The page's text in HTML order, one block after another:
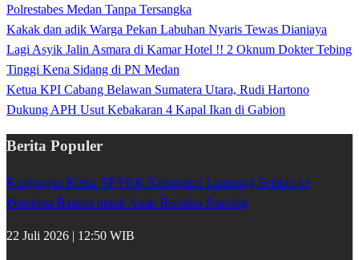
Polrestabes Medan Tanpa Tersangka
Kakak dan adik Warga Pekan Labuhan Nyaris Tewas Dianiaya
Lagi Asyik Jalin Asmara di Kamar Hotel !! 2 Oknum Dokter Tebing
Tinggi Kena Sidang di PN Medan
Ketua KPI Cabang Belawan Sumatera Utara, Rudi Hartono
Dukung APH Usut Kebakaran 4 Kapal Ikan di Gabion
Berita Populer
Kunjungan Ketua TP PKK Kabupaten Lampung Selatan ke
Penerima Bansos untuk Anak Berisiko Stunting
22 Juli 2026 | 12:50 WIB